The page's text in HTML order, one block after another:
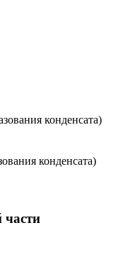
конденсата)
конденсата)
части